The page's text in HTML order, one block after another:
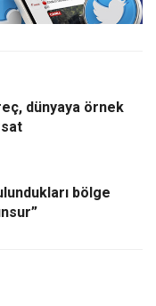
dünyaya örnek
bölge